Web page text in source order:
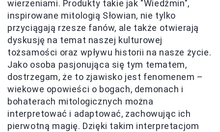
wierzeniami. Produkty takie jak "Wiedźmin",
inspirowane mitologią Słowian, nie tylko
przyciągają rzesze fanów, ale także otwierają
dyskusję na temat naszej kulturowej
tożsamości oraz wpływu historii na nasze życie.
Jako osoba pasjonująca się tym tematem,
dostrzegam, że to zjawisko jest fenomenem –
wiekowe opowieści o bogach, demonach i
bohaterach mitologicznych można
interpretować i adaptować, zachowując ich
pierwotną magię. Dzięki takim interpretacjom